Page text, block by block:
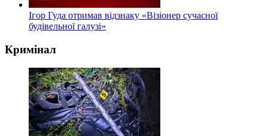
Ігор Гуда отримав відзнаку «Візіонер сучасної
будівельної галузі»
Кримінал